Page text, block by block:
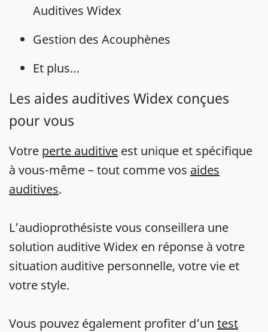
Auditives Widex
Gestion des Acouphènes
Et plus…
Les aides auditives Widex conçues
pour vous
Votre perte auditive est unique et spécifique
à vous-même – tout comme vos aides
auditives.
L’audioprothésiste vous conseillera une
solution auditive Widex en réponse à votre
situation auditive personnelle, votre vie et
votre style.
Vous pouvez également profiter d’un test